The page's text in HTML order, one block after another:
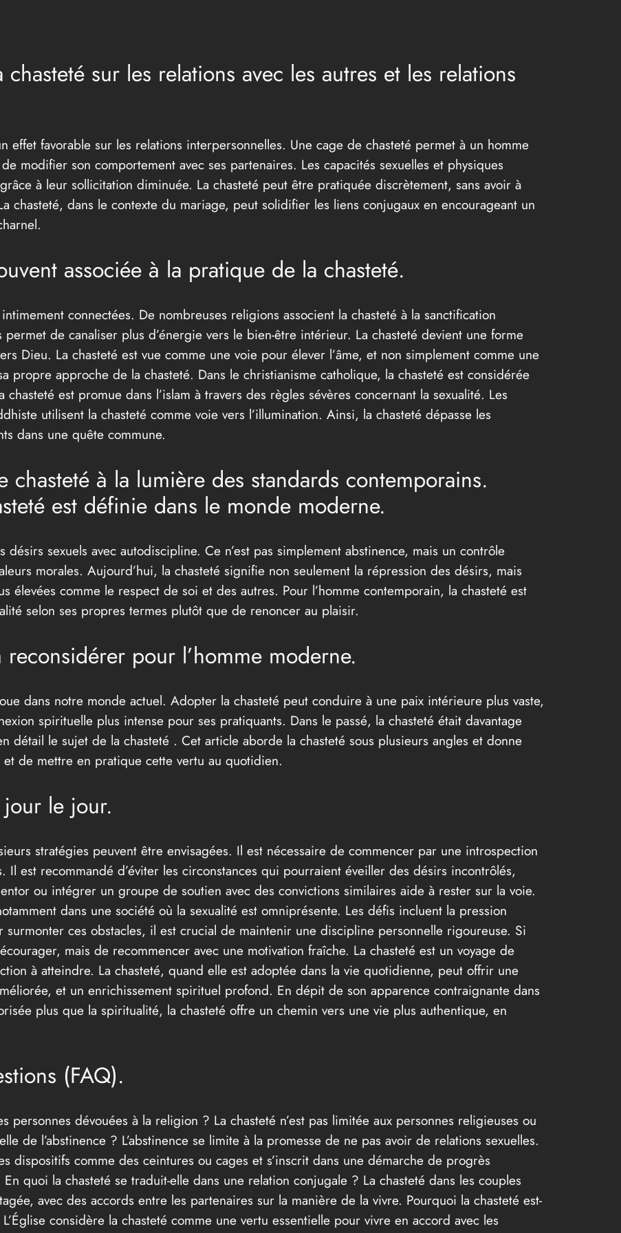
sur les relations avec les autres et les relations
effet favorable sur les relations interpersonnelles. Une cage de chasteté permet à un homme
modifier son comportement avec ses partenaires. Les capacités sexuelles et physiques
à leur sollicitation diminuée. La chasteté peut être pratiquée discrètement, sans avoir à
chasteté, dans le contexte du mariage, peut solidifier les liens conjugaux en encourageant un
associée à la pratique de la chasteté.
connectées. De nombreuses religions associent la chasteté à la sanctification
de canaliser plus d’énergie vers le bien-être intérieur. La chasteté devient une forme
Dieu. La chasteté est vue comme une voie pour élever l’âme, et non simplement comme une
propre approche de la chasteté. Dans le christianisme catholique, la chasteté est considérée
est promue dans l’islam à travers des règles sévères concernant la sexualité. Les
utilisent la chasteté comme voie vers l’illumination. Ainsi, la chasteté dépasse les
dans une quête commune.
à la lumière des standards contemporains.
est définie dans le monde moderne.
désirs sexuels avec autodiscipline. Ce n’est pas simplement abstinence, mais un contrôle
morales. Aujourd’hui, la chasteté signifie non seulement la répression des désirs, mais
élevées comme le respect de soi et des autres. Pour l’homme contemporain, la chasteté est
selon ses propres termes plutôt que de renoncer au plaisir.
pour l’homme moderne.
dans notre monde actuel. Adopter la chasteté peut conduire à une paix intérieure plus vaste,
spirituelle plus intense pour ses pratiquants. Dans le passé, la chasteté était davantage
détail le sujet de la chasteté . Cet article aborde la chasteté sous plusieurs angles et donne
de mettre en pratique cette vertu au quotidien.
le jour.
stratégies peuvent être envisagées. Il est nécessaire de commencer par une introspection
Il est recommandé d’éviter les circonstances qui pourraient éveiller des désirs incontrôlés,
ou intégrer un groupe de soutien avec des convictions similaires aide à rester sur la voie.
dans une société où la sexualité est omniprésente. Les défis incluent la pression
surmonter ces obstacles, il est crucial de maintenir une discipline personnelle rigoureuse. Si
mais de recommencer avec une motivation fraîche. La chasteté est un voyage de
à atteindre. La chasteté, quand elle est adoptée dans la vie quotidienne, peut offrir une
et un enrichissement spirituel profond. En dépit de son apparence contraignante dans
plus que la spiritualité, la chasteté offre un chemin vers une vie plus authentique, en
(FAQ).
personnes dévouées à la religion ? La chasteté n’est pas limitée aux personnes religieuses ou
de l’abstinence ? L’abstinence se limite à la promesse de ne pas avoir de relations sexuelles.
dispositifs comme des ceintures ou cages et s’inscrit dans une démarche de progrès
quoi la chasteté se traduit-elle dans une relation conjugale ? La chasteté dans les couples
avec des accords entre les partenaires sur la manière de la vivre. Pourquoi la chasteté est-
considère la chasteté comme une vertu essentielle pour vivre en accord avec les